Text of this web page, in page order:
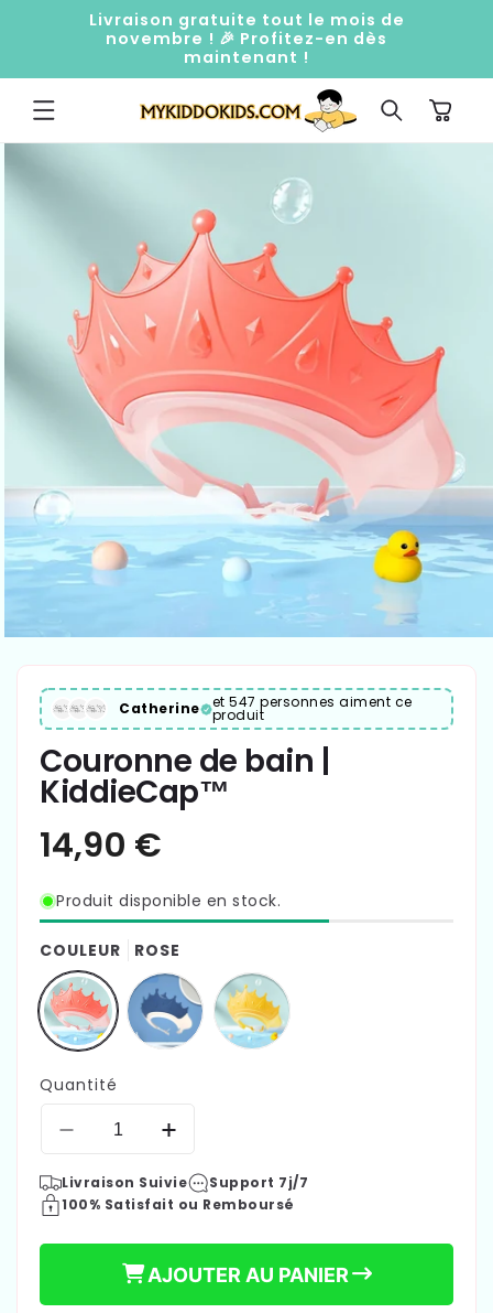
Livraison gratuite tout le mois de
novembre ! 🎉 Profitez-en dès
maintenant !
Panier
Catherine et 547 personnes aiment ce
produit
Couronne de bain |
KiddieCap™
Prix
habituel
14,90 €
Produit disponible en stock.
COULEUR ROSE
Quantité
Réduire
quantité
de
|
Augmenter
quantité
de
bain
|
Livraison Suivie
Support 7j/7
100% Satisfait ou Remboursé
AJOUTER AU PANIER